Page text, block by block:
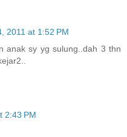
2011 at 1:52 PM
anak sy yg sulung..dah 3 thn
2:43 PM